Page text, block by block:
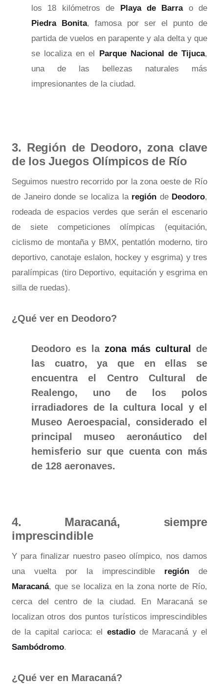
los 18 kilómetros de Playa de Barrao de
Piedra Bonita, famosa por ser el punto de
partida de vuelos en parapente y ala delta y que
se localiza en el Parque Nacional de Tijuca,
una de las bellezas naturales más
impresionantes de la ciudad.
3. Región de Deodoro, zona clave
de los Juegos Olímpicos de Río
Seguimos nuestro recorrido por la zona oeste de Río
de Janeiro donde se localiza la región de Deodoro,
rodeada de espacios verdes que serán el escenario
de siete competiciones olímpicas (equitación,
ciclismo de montaña y BMX, pentatlón moderno, tiro
deportivo, canotaje eslalon, hockey y esgrima) y tres
paralímpicas (tiro Deportivo, equitación y esgrima en
silla de ruedas).
¿Qué ver en Deodoro?
Deodoro es la zona más cultural
de
las cuatro, ya que en ellas se
encuentra el Centro Cultural de
Realengo, uno de los polos
irradiadores de la cultura local y el
Museo Aeroespacial, considerado el
principal museo aeronáutico del
hemisferio sur que cuenta con más
de 128 aeronaves.
4. Maracaná, siempre
imprescindible
Y para finalizar nuestro paseo olímpico, nos damos
una vuelta por la imprescindible región de
Maracaná, que se localiza en la zona norte de Río,
cerca del centro de la ciudad. En Maracaná se
localizan otros dos puntos turísticos imprescindibles
de la capital carioca: el estadiode Maracaná y el
Sambódromo.
¿Qué ver en Maracaná?